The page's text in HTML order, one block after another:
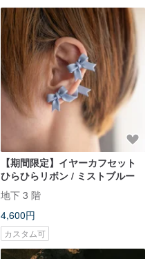
【期間限定】イヤーカフセット
ひらひらリボン / ミストブルー
地下 3 階
4,600円
カスタム可